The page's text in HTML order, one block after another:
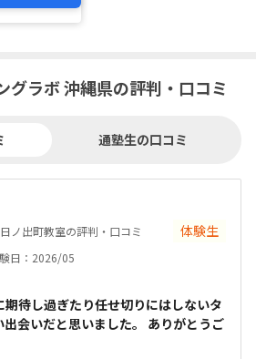
グラボ 沖縄県の評判・口コミ
通塾生の口コミ
ノ出町教室の評判・口コミ 体験生
日：2026/05
待し過ぎたり任せ切りにはしないタ
会いだと思いました。 ありがとうご